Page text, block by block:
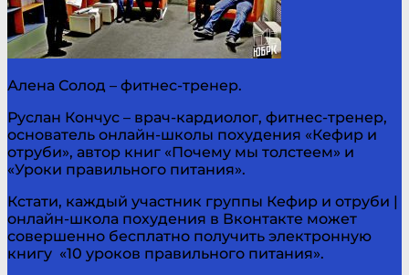
Алена Солод – фитнес-тренер.
Руслан Кончус – врач-кардиолог, фитнес-тренер,
основатель онлайн-школы похудения «Кефир и
отруби», автор книг «Почему мы толстеем» и
«Уроки правильного питания».
Кстати, каждый участник группы Кефир и отруби |
онлайн-школа похудения в Вконтакте может
совершенно бесплатно получить электронную
книгу «10 уроков правильного питания».